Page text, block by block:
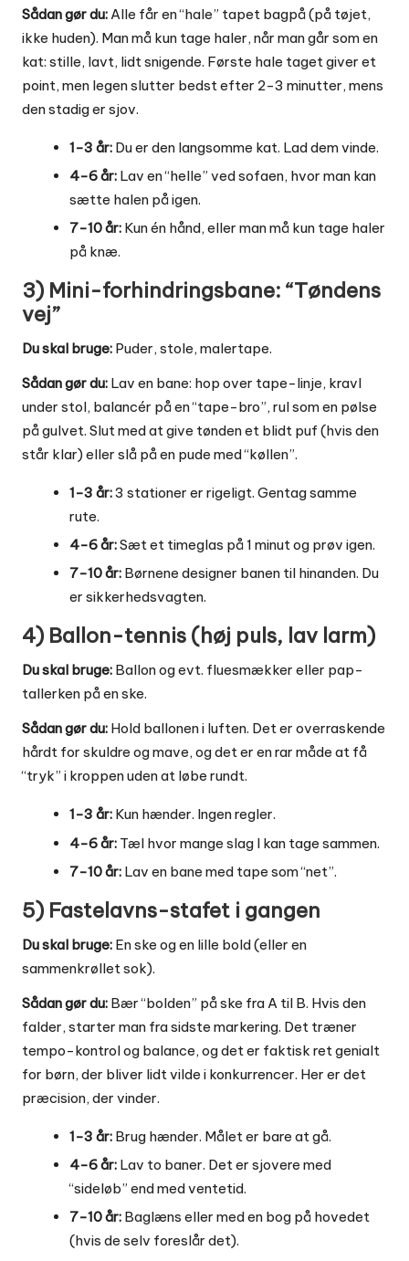
Sådan gør du:Alle får en “hale” tapet bagpå (på tøjet,
ikke huden). Man må kun tage haler, når man går som en
kat: stille, lavt, lidt snigende. Første hale taget giver et
point, men legen slutter bedst efter 2-3 minutter, mens
den stadig er sjov.
1-3 år: Du er den langsomme kat. Lad dem vinde.
4-6 år: Lav en “helle” ved sofaen, hvor man kan
sætte halen på igen.
7-10 år: Kun én hånd, eller man må kun tage haler
på knæ.
3) Mini-forhindringsbane: “Tøndens
vej”
Du skal bruge: Puder, stole, malertape.
Sådan gør du: Lav en bane: hop over tape-linje, kravl
under stol, balancér på en “tape-bro”, rul som en pølse
på gulvet. Slut med at give tønden et blidt puf (hvis den
står klar) eller slå på en pude med “køllen”.
1-3 år:3 stationer er rigeligt. Gentag samme
rute.
4-6 år:Sæt et timeglas på 1 minut og prøv igen.
7-10 år: Børnene designer banen til hinanden. Du
er sikkerhedsvagten.
4) Ballon-tennis (høj puls, lav larm)
Du skal bruge: Ballon og evt. fluesmækker eller pap-
tallerken på en ske.
Sådan gør du: Hold ballonen i luften. Det er overraskende
hårdt for skuldre og mave, og det er en rar måde at få
“tryk” i kroppen uden at løbe rundt.
1-3 år: Kun hænder. Ingen regler.
4-6 år: Tæl hvor mange slag I kan tage sammen.
7-10 år: Lav en bane med tape som “net”.
5) Fastelavns-stafet i gangen
Du skal bruge: En ske og en lille bold (eller en
sammenkrøllet sok).
Sådan gør du: Bær “bolden” på ske fra A til B. Hvis den
falder, starter man fra sidste markering. Det træner
tempo-kontrol og balance, og det er faktisk ret genialt
for børn, der bliver lidt vilde i konkurrencer. Her er det
præcision, der vinder.
1-3 år: Brug hænder. Målet er bare at gå.
4-6 år: Lav to baner. Det er sjovere med
“sideløb” end med ventetid.
7-10 år: Baglæns eller med en bog på hovedet
(hvis de selv foreslår det).